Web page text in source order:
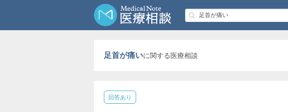
足首が痛いに関する医療相談
回答あり